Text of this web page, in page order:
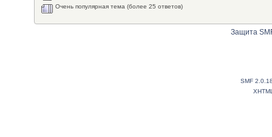
Очень популярная тема (более 25 ответов)
Защита
SMF